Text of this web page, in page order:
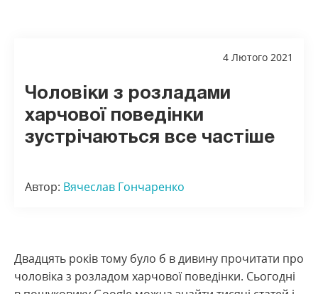
4 Лютого 2021
Чоловіки з розладами
харчової поведінки
зустрічаються все частіше
Автор: Вячеслав Гончаренко
Двадцять років тому було б в дивину прочитати про
чоловіка з розладом харчової поведінки. Сьогодні